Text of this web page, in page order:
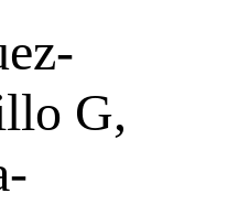
G,